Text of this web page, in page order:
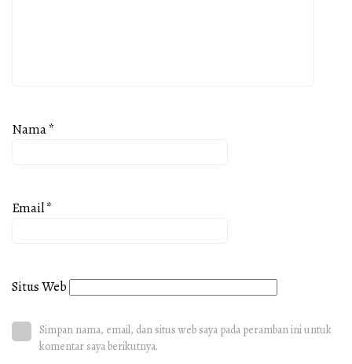
Nama*
Email*
Situs Web
Simpan nama, email, dan situs web saya pada peramban ini untuk
komentar saya berikutnya.